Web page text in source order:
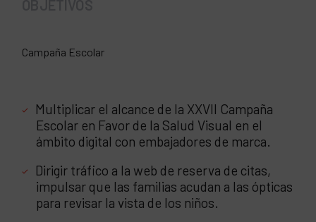
Campaña Escolar
Multiplicar el alcance de la XXVII Campaña
Escolar en Favor de la Salud Visual en el
ámbito digital con embajadores de marca.
Dirigir tráfico a la web de reserva de citas,
impulsar que las familias acudan a las ópticas
para revisar la vista de los niños.